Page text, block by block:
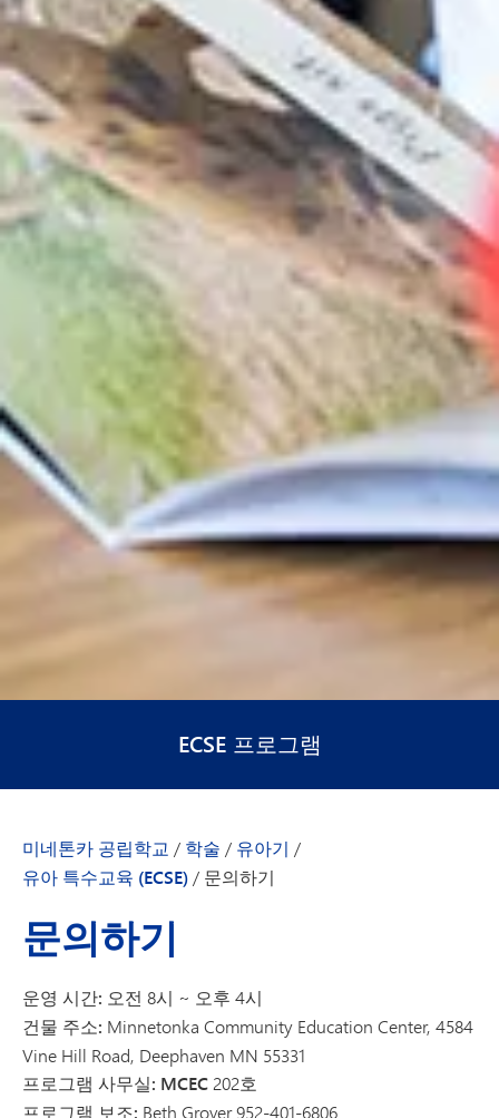
ECSE 프로그램
미네톤카 공립학교 / 학술 / 유아기 /
유아 특수교육 (ECSE)/ 문의하기
문의하기
운영 시간: 오전 8시 ~ 오후 4시
건물 주소: Minnetonka Community Education Center, 4584
Vine Hill Road, Deephaven MN 55331
프로그램 사무실: MCEC202호
프로그램 보조: Beth Grover 952-401-6806